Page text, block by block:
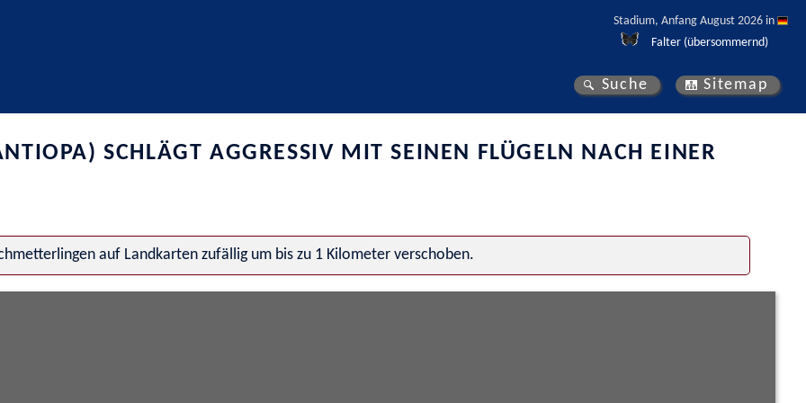
Stadium, Anfang August 2026 in
Falter (übersommernd)
Suche Sitemap
SCHLÄGT AGGRESSIV MIT SEINEN FLÜGELN NACH EINER
auf Landkarten zufällig um bis zu 1 Kilometer verschoben.